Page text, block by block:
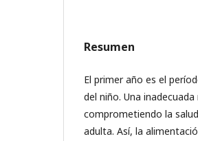
Resumen
El primer año es el
del niño. Una
comprometiendo la
adulta. Así, la